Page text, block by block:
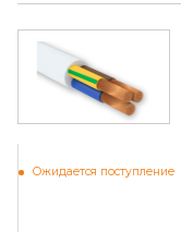
Ожидается поступление